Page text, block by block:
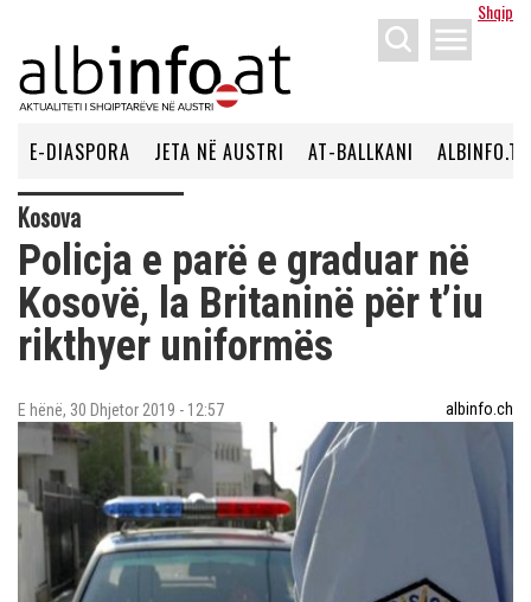
Shqip
menu
E-DIASPORA JETA NË AUSTRI AT-BALLKANI ALBINFO.TV
Kosova
Policja e parë e graduar në
Kosovë, la Britaninë për t’iu
rikthyer uniformës
E hënë, 30 Dhjetor 2019 - 12:57 albinfo.ch